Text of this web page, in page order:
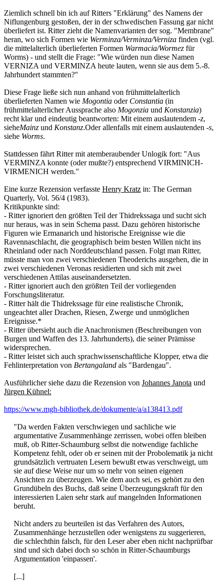
Ziemlich schnell bin ich auf Ritters "Erklärung" des Namens der
Niflungenburg gestoßen, der in der schwedischen Fassung gar nicht
überliefert ist. Ritter zieht die Namenvarianten der sog. "Membrane"
heran, wo sich Formen wie Werminza/Verminza/Verniza finden (vgl.
die mittelalterlich überlieferten Formen Warmacia/Wormez für
Worms) - und stellt die Frage: "Wie würden nun diese Namen
VERNIZA und VERMINZA heute lauten, wenn sie aus dem 5.-8.
Jahrhundert stammten?"
Diese Frage ließe sich nun anhand von frühmittelalterlich
überlieferten Namen wie Mogontia oder Constantia (in
frühmittelalterlicher Aussprache also Mogonzia und Konstanzia)
recht klar und eindeutig beantworten: Mit einem auslautendem -z,
sieheMainz und Konstanz.Oder allenfalls mit einem auslautenden -s,
siehe Worms.
Stattdessen fährt Ritter mit atemberaubender Unlogik fort: "Aus
VERMINZA konnte (oder mußte?) entsprechend VIRMINICH-
VIRMENICH werden."
Eine kurze Rezension verfasste Henry Kratz in: The German
Quarterly, Vol. 56/4 (1983).
Kritikpunkte sind:
- Ritter ignoriert den größten Teil der Thidrekssaga und sucht sich
nur heraus, was in sein Schema passt. Dazu gehören historische
Figuren wie Ermanarich und historische Ereignisse wie die
Ravennaschlacht, die geographisch beim besten Willen nicht ins
Rheinland oder nach Norddeutschland passen. Folgt man Ritter,
müsste man von zwei verschiedenen Theoderichs ausgehen, die in
zwei verschiedenen Veronas residierten und sich mit zwei
verschiedenen Attilas auseinandersetzten.
- Ritter ignoriert auch den größten Teil der vorliegenden
Forschungsliteratur.
- Ritter hält die Thidrekssage für eine realistische Chronik,
ungeachtet aller Drachen, Riesen, Zwerge und unmöglichen
Ereignisse.*
- Ritter übersieht auch die Anachronismen (Beschreibungen von
Burgen und Waffen des 13. Jahrhunderts), die seiner Prämisse
widersprechen.
- Ritter leistet sich auch sprachwissenschaftliche Klopper, etwa die
Fehlinterpretation von Bertangaland als "Bardengau".
Ausführlicher siehe dazu die Rezension von Johannes Janota und
Jürgen Kühnel:
https://www.mgh-bibliothek.de/dokumente/a/a138413.pdf
"Da werden Fakten verschwiegen und sachliche wie
argumentative Zusammenhänge zerrissen, wobei offen bleiben
muß, ob Ritter-Schaumburg selbst die notwendige fachliche
Kompetenz fehlt, oder ob er seinen mit der Probolematik ja nicht
grundsätzlich vertruaten Lesern bewußt etwas verschweigt, um
sie auf diese Weise nur um so mehr von seinen eigenen
Ansichten zu überzeugen. Wie dem auch sei, es gehört zu den
Grundübeln des Buchs, daß seine Überzeugungskraft für den
interessierten Laien sehr stark auf mangelnden Informationen
beruht.
Nicht anders zu beurteilen ist das Verfahren des Autors,
Zusammenhänge herzustellen oder wenigstens zu suggerieren,
die schlechthin falsch, für den Leser aber eben nicht nachprüfbar
sind und sich dabei doch so schön in Ritter-Schaumburgs
Argumentation 'einpassen'.
[...]